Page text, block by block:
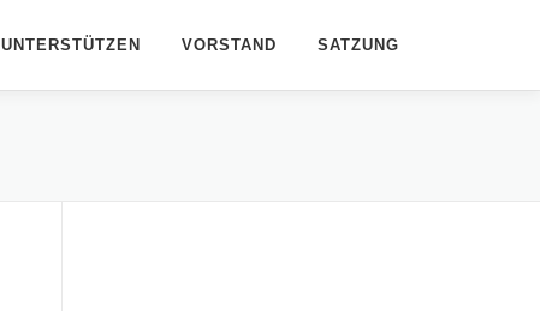
UNTERSTÜTZEN VORSTAND SATZUNG